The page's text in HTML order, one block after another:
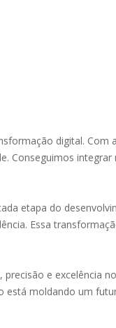
digital.
Conseguimos
etapa do
Essa
e excelência
está moldando um